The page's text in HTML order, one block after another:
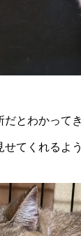
だとわかって
せてくれるよ